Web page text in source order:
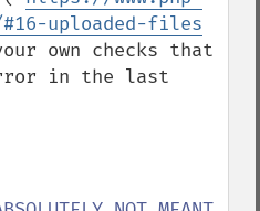
uploaded-files
own checks that
in the last